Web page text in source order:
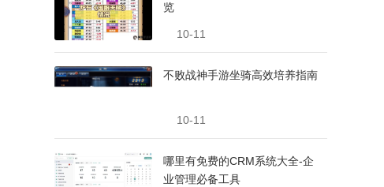
览
10-11
不败战神手游坐骑高效培养指南
10-11
哪里有免费的CRM系统大全-企
业管理必备工具